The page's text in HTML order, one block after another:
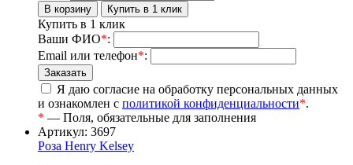
Купить в 1 клик
Ваши ФИО*:
Email или телефон*:
Я даю согласие на обработку персональных данных
и ознакомлен с политикой конфиденциальности*.
* — Поля, обязательные для заполнения
Артикул: 3697
Роза Henry Kelsey